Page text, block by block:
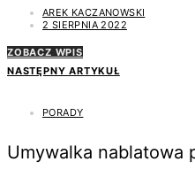
AREK KACZANOWSKI
2 SIERPNIA 2022
ZOBACZ WPIS
NASTĘPNY ARTYKUŁ
PORADY
Umywalka nablatowa